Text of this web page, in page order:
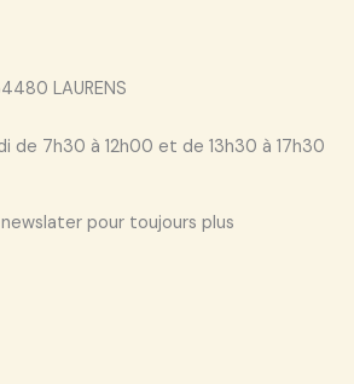
LAURENS
de 7h30 à 12h00 et de 13h30 à 17h30
pour toujours plus